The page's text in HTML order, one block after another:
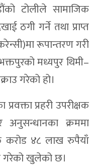
टोलीले सामाजिक
ठगी गर्ने तथा प्राप्त
रूपान्तरण गरी
मध्यपुर थिमी–
गरेको हो।
प्रहरी उपरीक्षक
अनुसन्धानका क्रममा
करोड ४८ लाख रुपैयाँ
गरेको खुलेको छ।